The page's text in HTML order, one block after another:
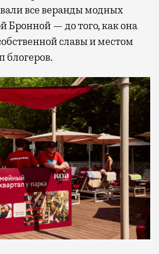
все веранды модных
Бронной — до того, как она
славы и местом
блогеров.